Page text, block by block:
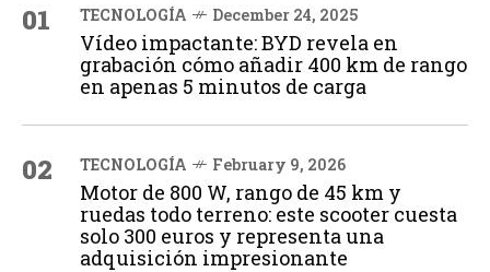
01 TECNOLOGÍA December 24, 2025
Vídeo impactante: BYD revela en
grabación cómo añadir 400 km de rango
en apenas 5 minutos de carga
02 TECNOLOGÍA February 9, 2026
Motor de 800 W, rango de 45 km y
ruedas todo terreno: este scooter cuesta
solo 300 euros y representa una
adquisición impresionante